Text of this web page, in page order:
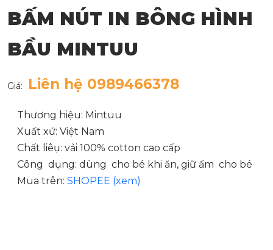
BẤM NÚT IN BÔNG HÌNH
BẦU MINTUU
Giá: Liên hệ 0989466378
Thương hiệu: Mintuu
Xuất xứ: Việt Nam
Chất liêụ: vải 100% cotton cao cấp
Công dụng: dùng cho bé khi ăn, giữ ấm cho bé
Mua trên: SHOPEE (xem)